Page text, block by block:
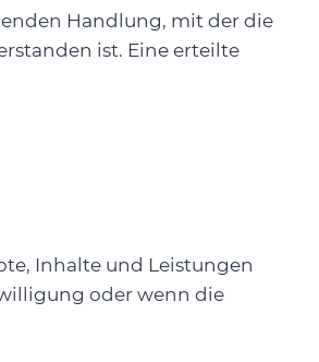
Handlung, mit der die
ist. Eine erteilte
Inhalte und Leistungen
oder wenn die